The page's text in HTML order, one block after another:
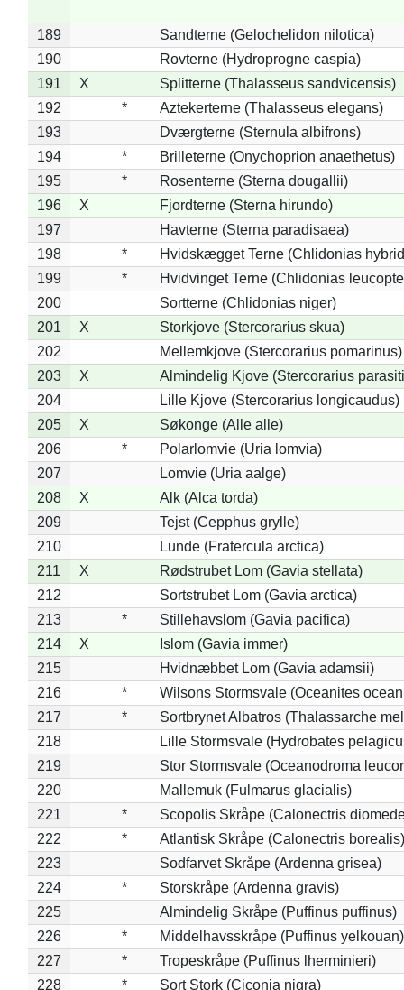
189
Sandterne (Gelochelidon nilotica)
190
Rovterne (Hydroprogne caspia)
191
X
Splitterne (Thalasseus sandvicensis)
192
*
Aztekerterne (Thalasseus elegans)
193
Dværgterne (Sternula albifrons)
194
*
Brilleterne (Onychoprion anaethetus)
195
*
Rosenterne (Sterna dougallii)
196
X
Fjordterne (Sterna hirundo)
197
Havterne (Sterna paradisaea)
198
*
Hvidskægget Terne (Chlidonias
199
*
Hvidvinget Terne (Chlidonias
200
Sortterne (Chlidonias niger)
201
X
Storkjove (Stercorarius skua)
202
Mellemkjove (Stercorarius pomarinus)
203
X
Almindelig Kjove (Stercorarius
204
Lille Kjove (Stercorarius longicaudus)
205
X
Søkonge (Alle alle)
206
*
Polarlomvie (Uria lomvia)
207
Lomvie (Uria aalge)
208
X
Alk (Alca torda)
209
Tejst (Cepphus grylle)
210
Lunde (Fratercula arctica)
211
X
Rødstrubet Lom (Gavia stellata)
212
Sortstrubet Lom (Gavia arctica)
213
*
Stillehavslom (Gavia pacifica)
214
X
Islom (Gavia immer)
215
Hvidnæbbet Lom (Gavia adamsii)
216
*
Wilsons Stormsvale (Oceanites
217
*
Sortbrynet Albatros (Thalassarche
218
Lille Stormsvale (Hydrobates
219
Stor Stormsvale (Oceanodroma
220
Mallemuk (Fulmarus glacialis)
221
*
Scopolis Skråpe (Calonectris
222
*
Atlantisk Skråpe (Calonectris borealis)
223
Sodfarvet Skråpe (Ardenna grisea)
224
*
Storskråpe (Ardenna gravis)
225
Almindelig Skråpe (Puffinus puffinus)
226
*
Middelhavsskråpe (Puffinus yelkouan)
227
*
Tropeskråpe (Puffinus lherminieri)
228
* Sort Stork (Ciconia nigra)